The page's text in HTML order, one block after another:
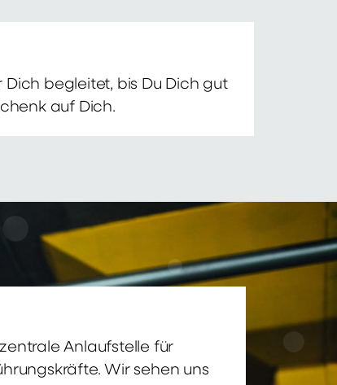
begleitet, bis Du Dich gut
auf Dich.
Anlaufstelle für
Wir sehen uns